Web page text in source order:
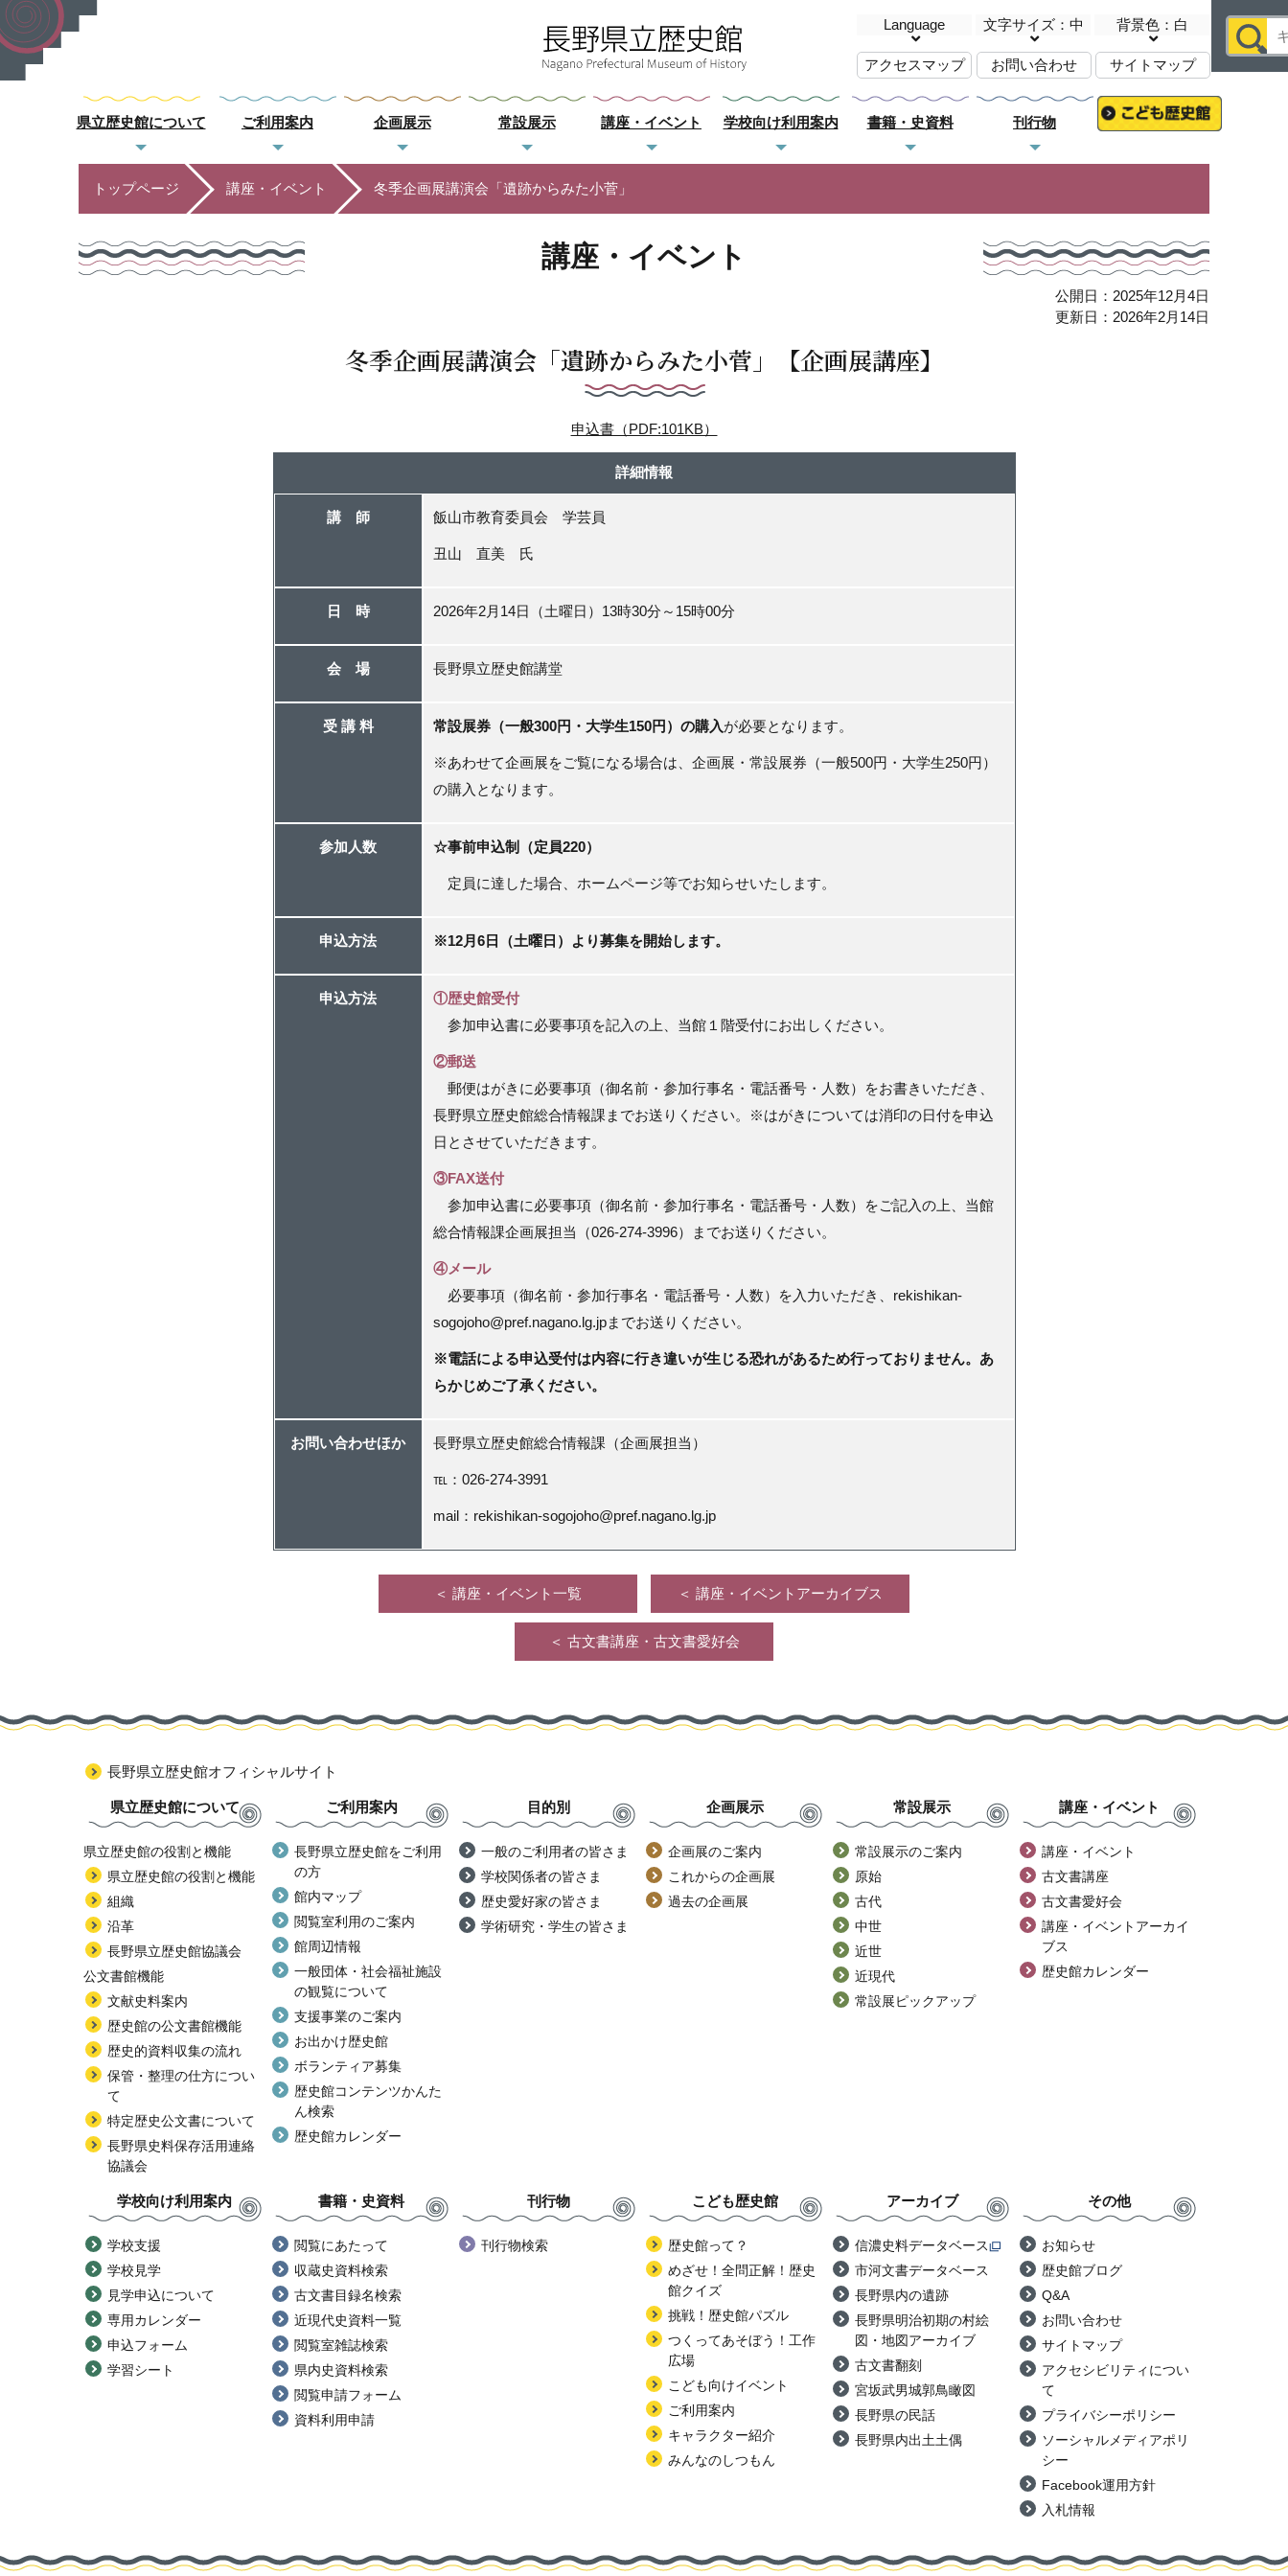
Language 文字サイズ：中 背景色：白
アクセスマップ お問い合わせ サイトマップ
県立歴史館について ご利用案内 企画展示 常設展示 講座・イベント 学校向け利用案内 書籍・史資料 刊行物
トップページ 講座・イベント 冬季企画展講演会「遺跡からみた小菅」
講座・イベント
公開日：2025年12月4日
更新日：2026年2月14日
冬季企画展講演会「遺跡からみた小菅」【企画展講座】
申込書（PDF:101KB）
詳細情報
講 師 飯山市教育委員会 学芸員
丑山 直美 氏
日 時 2026年2月14日（土曜日）13時30分～15時00分
会 場 長野県立歴史館講堂
受 講 料 常設展券（一般300円・大学生150円）の購入が必要となります。
※あわせて企画展をご覧になる場合は、企画展・常設展券（一般500円・大学生250円）
の購入となります。
参加人数 ☆事前申込制（定員220）
定員に達した場合、ホームページ等でお知らせいたします。
申込方法 ※12月6日（土曜日）より募集を開始します。
申込方法
①歴史館受付
参加申込書に必要事項を記入の上、当館１階受付にお出しください。
②郵送
郵便はがきに必要事項（御名前・参加行事名・電話番号・人数）をお書きいただき、
長野県立歴史館総合情報課までお送りください。※はがきについては消印の日付を申込
日とさせていただきます。
③FAX送付
参加申込書に必要事項（御名前・参加行事名・電話番号・人数）をご記入の上、当館
総合情報課企画展担当（026-274-3996）までお送りください。
④メール
必要事項（御名前・参加行事名・電話番号・人数）
を入力いただき、rekishikan-
sogojoho@pref.nagano.lg.jpまでお送りください。
※電話による申込受付は内容に行き違いが生じる恐れがあるため行っておりません。あ
らかじめご了承ください。
お問い合わせほか 長野県立歴史館総合情報課（企画展担当）
℡：026-274-3991
mail：rekishikan-sogojoho@pref.nagano.lg.jp
＜ 講座・イベント一覧 ＜ 講座・イベントアーカイブス
＜ 古文書講座・古文書愛好会
長野県立歴史館オフィシャルサイト
県立歴史館について
県立歴史館の役割と機能
県立歴史館の役割と機能
組織
沿革
長野県立歴史館協議会
公文書館機能
文献史料案内
歴史館の公文書館機能
歴史的資料収集の流れ
保管・整理の仕方につい
て
特定歴史公文書について
長野県史料保存活用連絡
協議会
ご利用案内
長野県立歴史館をご利用
の方
館内マップ
閲覧室利用のご案内
館周辺情報
一般団体・社会福祉施設
の観覧について
支援事業のご案内
お出かけ歴史館
ボランティア募集
歴史館コンテンツかんた
ん検索
歴史館カレンダー
目的別
一般のご利用者の皆さま
学校関係者の皆さま
歴史愛好家の皆さま
学術研究・学生の皆さま
企画展示
企画展のご案内
これからの企画展
過去の企画展
常設展示
常設展示のご案内
原始
古代
中世
近世
近現代
常設展ピックアップ
講座・イベント
講座・イベント
古文書講座
古文書愛好会
講座・イベントアーカイ
ブス
歴史館カレンダー
学校向け利用案内
学校支援
学校見学
見学申込について
専用カレンダー
申込フォーム
学習シート
書籍・史資料
閲覧にあたって
収蔵史資料検索
古文書目録名検索
近現代史資料一覧
閲覧室雑誌検索
県内史資料検索
閲覧申請フォーム
資料利用申請
刊行物
刊行物検索
こども歴史館
歴史館って？
めざせ！全問正解！歴史
館クイズ
挑戦！歴史館パズル
つくってあそぼう！工作
広場
こども向けイベント
ご利用案内
キャラクター紹介
みんなのしつもん
アーカイブ
信濃史料データベース
市河文書データベース
長野県内の遺跡
長野県明治初期の村絵
図・地図アーカイブ
古文書翻刻
宮坂武男城郭鳥瞰図
長野県の民話
長野県内出土土偶
その他
お知らせ
歴史館ブログ
Q&A
お問い合わせ
サイトマップ
アクセシビリティについ
て
プライバシーポリシー
ソーシャルメディアポリ
シー
Facebook運用方針
入札情報